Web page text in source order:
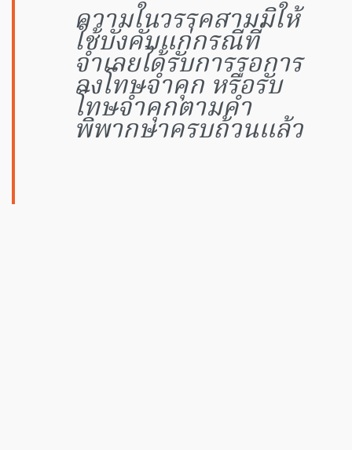
ความในวรรคสามมิให้
ใช้บังคับแก่กรณีที่
จำเลยได้รับการรอการ
ลงโทษจำคุก หรือรับ
โทษจำคุกตามคำ
พิพากษาครบถ้วนแล้ว